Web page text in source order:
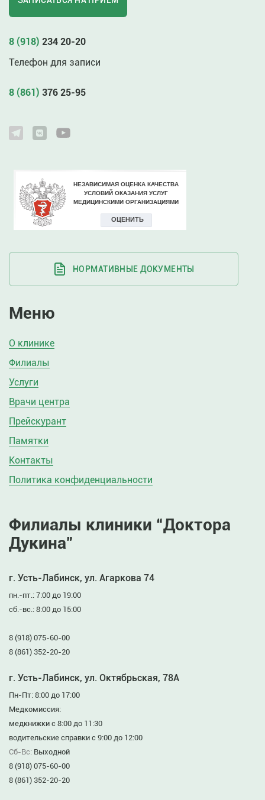
8 (918) 234 20-20
Телефон для записи
8 (861) 376 25-95
НОРМАТИВНЫЕ ДОКУМЕНТЫ
Меню
О клинике
Филиалы
Услуги
Врачи центра
Прейскурант
Памятки
Контакты
Политика конфиденциальности
Филиалы клиники “Доктора
Дукина”
г. Усть-Лабинск, ул. Агаркова 74
пн.-пт.: 7:00 до 19:00
сб.-вс.: 8:00 до 15:00
8 (918) 075-60-00
8 (861) 352-20-20
г. Усть-Лабинск, ул. Октябрьская, 78А
Пн-Пт: 8:00 до 17:00
Медкомиссия:
медкнижки с 8:00 до 11:30
водительские справки с 9:00 до 12:00
Сб-Вс: Выходной
8 (918) 075-60-00
8 (861) 352-20-20